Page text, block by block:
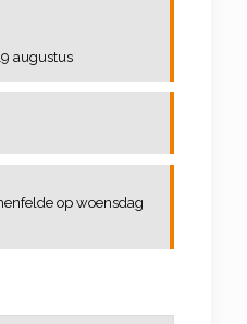
augustus
op woensdag